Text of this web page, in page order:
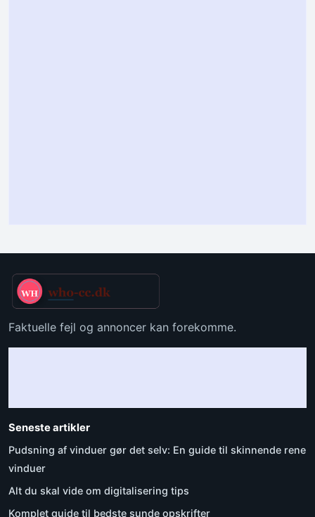
Faktuelle fejl og annoncer kan forekomme.
Seneste artikler
Pudsning af vinduer gør det selv: En guide til skinnende rene
vinduer
Alt du skal vide om digitalisering tips
Komplet guide til bedste sunde opskrifter